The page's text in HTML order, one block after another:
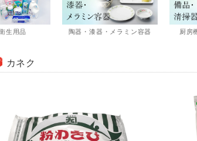
生用品 陶器・漆器・メラミン容器 厨房
カネク